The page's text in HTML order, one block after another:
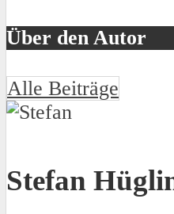
Über den Autor
Alle Beiträge
Stefan